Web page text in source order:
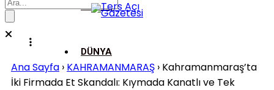
ASAYİŞ
DÜNYA
Ana Sayfa › KAHRAMANMARAŞ › Kahramanmaraş’ta
İki Firmada Et Skandalı: Kıymada Kanatlı ve Tek